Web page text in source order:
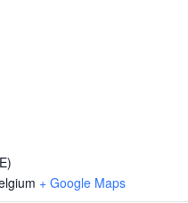
+ Google Maps